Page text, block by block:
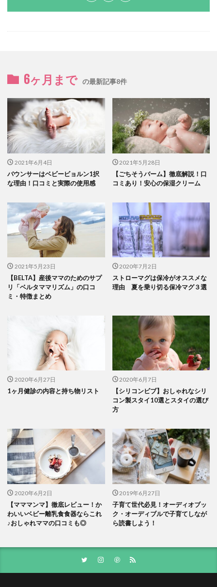
6ヶ月まで の最新記事8件
2021年6月4日
バウンサーはベビービョルン1択
な理由！口コミと実際の使用感
2021年5月28日
【ごちそうバーム】徹底解説！口
コミあり！安心の保湿クリーム
2021年5月23日
【BELTA】産後ママのためのサプ
リ「ベルタママリズム」の口コ
ミ・特徴まとめ
2020年7月2日
ストローマグは保冷がオススメな
理由 夏を乗り切る保冷マグ３選
2020年6月27日
1ヶ月健診の内容と持ち物リスト
2020年6月7日
【シリコンビブ】おしゃれなシリ
コン製スタイ10選とスタイの選び
方
2020年6月2日
【マママンマ】徹底レビュー！か
わいいベビー離乳食食器ならこれ
♪おしゃれママの口コミも◎
2019年6月27日
子育て世代必見！オーディオブッ
ク・オーディブルで子育てしなが
ら読書しよう！